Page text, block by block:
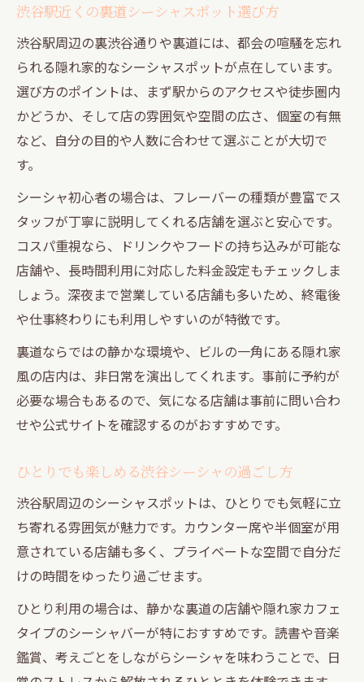
渋谷駅近くの裏道シーシャスポット選び方
渋谷駅周辺の裏渋谷通りや裏道には、都会の喧騒を忘れ
られる隠れ家的なシーシャスポットが点在しています。
選び方のポイントは、まず駅からのアクセスや徒歩圏内
かどうか、そして店の雰囲気や空間の広さ、個室の有無
など、自分の目的や人数に合わせて選ぶことが大切で
す。
シーシャ初心者の場合は、フレーバーの種類が豊富でス
タッフが丁寧に説明してくれる店舗を選ぶと安心です。
コスパ重視なら、ドリンクやフードの持ち込みが可能な
店舗や、長時間利用に対応した料金設定もチェックしま
しょう。深夜まで営業している店舗も多いため、終電後
や仕事終わりにも利用しやすいのが特徴です。
裏道ならではの静かな環境や、ビルの一角にある隠れ家
風の店内は、非日常を演出してくれます。事前に予約が
必要な場合もあるので、気になる店舗は事前に問い合わ
せや公式サイトを確認するのがおすすめです。
ひとりでも楽しめる渋谷シーシャの過ごし方
渋谷駅周辺のシーシャスポットは、ひとりでも気軽に立
ち寄れる雰囲気が魅力です。カウンター席や半個室が用
意されている店舗も多く、プライベートな空間で自分だ
けの時間をゆったり過ごせます。
ひとり利用の場合は、静かな裏道の店舗や隠れ家カフェ
タイプのシーシャバーが特におすすめです。読書や音楽
鑑賞、考えごとをしながらシーシャを味わうことで、日